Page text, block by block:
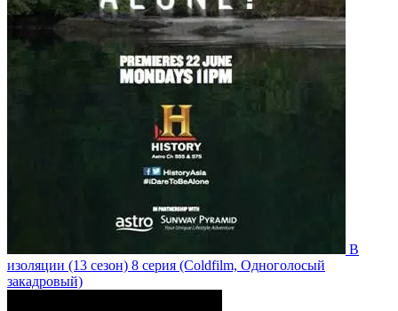
В
изоляции (13 сезон) 8 серия (Coldfilm, Одноголосый
закадровый)